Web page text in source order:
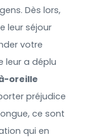
Dès lors,
leur séjour
votre
leur a déplu
oreille
préjudice
ce sont
qui en